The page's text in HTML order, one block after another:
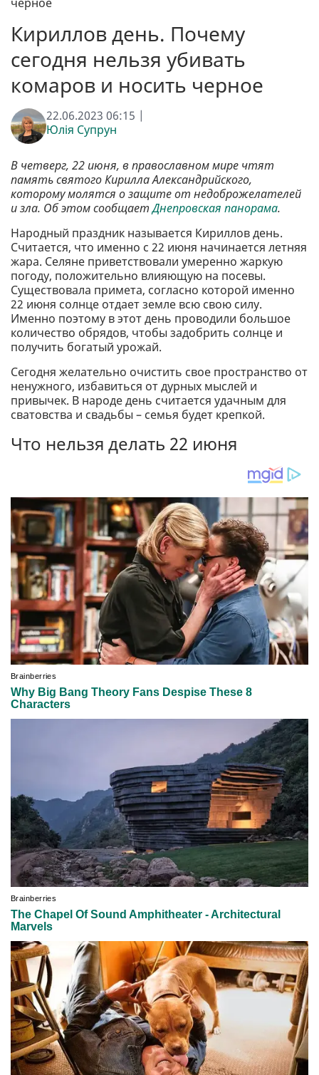
черное
Кириллов день. Почему
сегодня нельзя убивать
комаров и носить черное
22.06.2023 06:15 |
Юлія Супрун
В четверг, 22 июня, в православном мире чтят
память святого Кирилла Александрийского,
которому молятся о защите от недоброжелателей
и зла. Об этом сообщаетДнепровская панорама.
Народный праздник называется Кириллов день.
Считается, что именно с 22 июня начинается летняя
жара. Селяне приветствовали умеренно жаркую
погоду, положительно влияющую на посевы.
Существовала примета, согласно которой именно
22 июня солнце отдает земле всю свою силу.
Именно поэтому в этот день проводили большое
количество обрядов, чтобы задобрить солнце и
получить богатый урожай.
Сегодня желательно очистить свое пространство от
ненужного, избавиться от дурных мыслей и
привычек. В народе день считается удачным для
сватовства и свадьбы – семья будет крепкой.
Что нельзя делать 22 июня